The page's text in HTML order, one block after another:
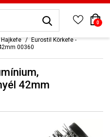
0
Hajkefe
Eurostil Körkefe -
00360
42mm